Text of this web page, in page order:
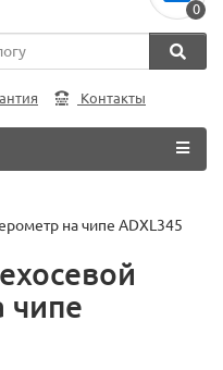
0
Контакты
на чипе ADXL345
чипе